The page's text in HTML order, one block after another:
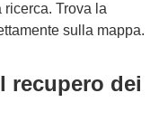
ricerca. Trova la
sulla mappa.
recupero dei